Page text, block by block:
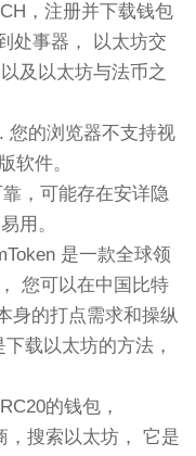
，注册并下载钱包
处事器， 以太坊交
及以太坊与法币之
您的浏览器不支持视
软件。
，可能存在安详隐
用。
Token 是一款全球领
您可以在中国比特
身的打点需求和操纵
载以太坊的方法，
的钱包，
，搜索以太坊， 它是